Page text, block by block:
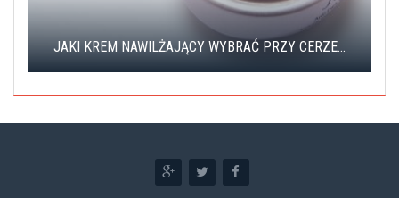
JAKI KREM NAWILŻAJĄCY WYBRAĆ PRZY CERZE...